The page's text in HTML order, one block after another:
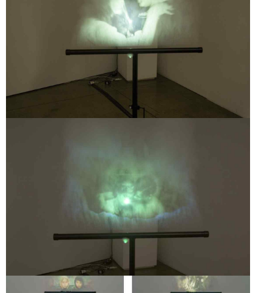
EXPERIÊNCIA DE
CINEMA
CINEMA